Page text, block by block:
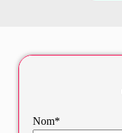
Nom*